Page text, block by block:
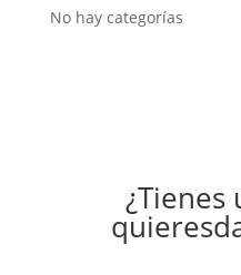
No hay categorías
¿Tienes
quieres